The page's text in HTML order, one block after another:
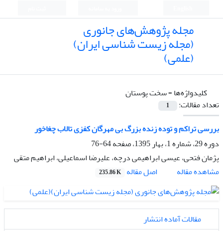
مجله پژوهش‌های جانوری
(مجله زیست شناسی ایران)
(علمی)
کلیدواژه‌ها =سخت پوستان
تعداد مقالات:
1
بررسی تراکم و توده زنده بزرگ بی مهرگان کفزی تالاب چغاخور
دوره 29، شماره 1، بهار 1395، صفحه
64-76
پژمان فتحی، عیسی ابراهیمی درچه، علیرضا اسماعیلی، ابراهیم متقی
مشاهده مقاله
اصل مقاله 235.86 K
مقالات آماده انتشار